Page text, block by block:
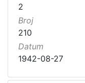
2
Broj
210
Datum
1942-08-27